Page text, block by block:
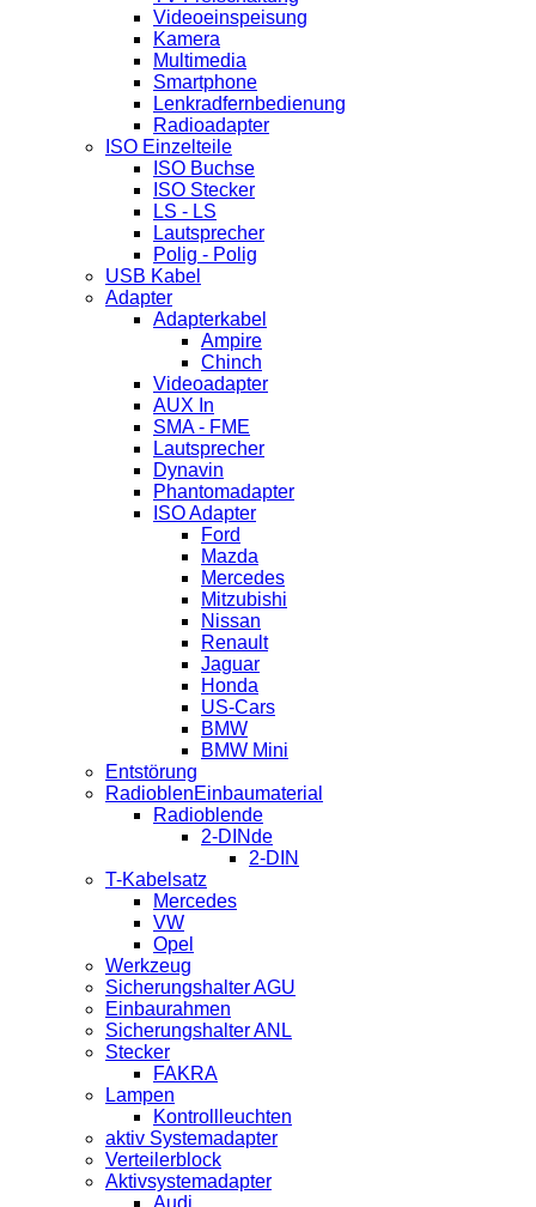
Videoeinspeisung
Kamera
Multimedia
Smartphone
Lenkradfernbedienung
Radioadapter
ISO Einzelteile
ISO Buchse
ISO Stecker
LS - LS
Lautsprecher
Polig - Polig
USB Kabel
Adapter
Adapterkabel
Ampire
Chinch
Videoadapter
AUX In
SMA - FME
Lautsprecher
Dynavin
Phantomadapter
ISO Adapter
Ford
Mazda
Mercedes
Mitzubishi
Nissan
Renault
Jaguar
Honda
US-Cars
BMW
BMW Mini
Entstörung
RadioblenEinbaumaterial
Radioblende
2-DINde
2-DIN
T-Kabelsatz
Mercedes
VW
Opel
Werkzeug
Sicherungshalter AGU
Einbaurahmen
Sicherungshalter ANL
Stecker
FAKRA
Lampen
Kontrollleuchten
aktiv Systemadapter
Verteilerblock
Aktivsystemadapter
Audi